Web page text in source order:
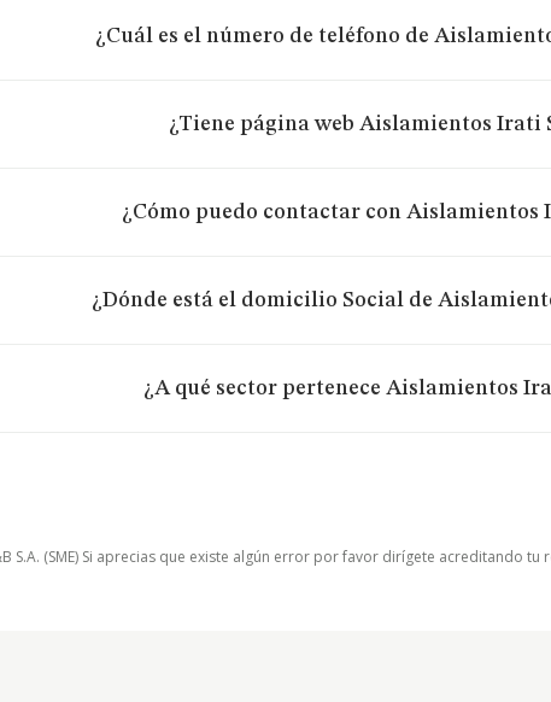
¿Cuál es el número de teléfono de
¿Tiene página web Aislamientos Irati
¿Cómo puedo contactar con Aislamientos
¿Dónde está el domicilio Social de
¿A qué sector pertenece Aislamientos
(SME) Si aprecias que existe algún error por favor dirígete acreditando